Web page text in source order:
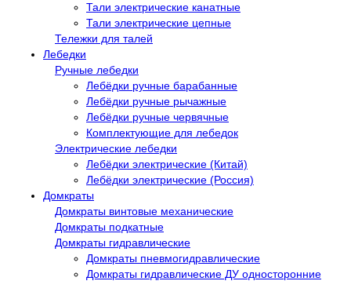
Тали электрические канатные
Тали электрические цепные
Тележки для талей
Лебедки
Ручные лебедки
Лебёдки ручные барабанные
Лебёдки ручные рычажные
Лебёдки ручные червячные
Комплектующие для лебедок
Электрические лебедки
Лебёдки электрические (Китай)
Лебёдки электрические (Россия)
Домкраты
Домкраты винтовые механические
Домкраты подкатные
Домкраты гидравлические
Домкраты пневмогидравлические
Домкраты гидравлические ДУ односторонние